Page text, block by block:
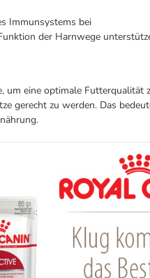
Immunsystems bei
der Harnwege
eine optimale Futterqualität
gerecht zu werden. Das